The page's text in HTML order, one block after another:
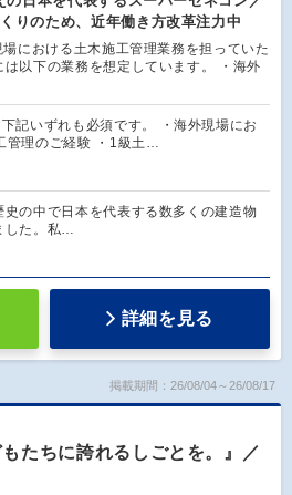
りのため、近年働き方改革注力中
における土木施工管理業務を担っていた
以下の業務を想定しています。 ・海外
記いずれも必須です。 ・海外現場にお
管理のご経験 ・1級土…
の中で日本を代表する数多くの建造物
した。私…
詳細を見る
掲載期間：26/08/04～26/08/17
たちに誇れるしごとを。』／